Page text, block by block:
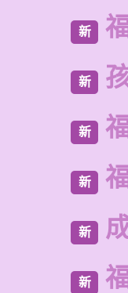
新
新
新
新
新
新